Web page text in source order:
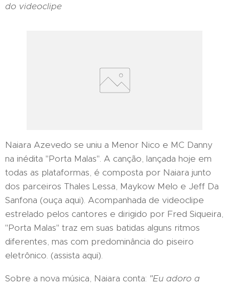
do videoclipe
Naiara Azevedo se uniu a Menor Nico e MC Danny
na inédita "Porta Malas". A canção, lançada hoje em
todas as plataformas, é composta por Naiara junto
dos parceiros Thales Lessa, Maykow Melo e Jeff Da
Sanfona (ouça aqui). Acompanhada de videoclipe
estrelado pelos cantores e dirigido por Fred Siqueira,
"Porta Malas" traz em suas batidas alguns ritmos
diferentes, mas com predominância do piseiro
eletrônico. (assista aqui).
Sobre a nova música, Naiara conta: "Eu adoro a